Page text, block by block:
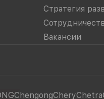
Стратегия
Вакансии
ChengongCheryChetra